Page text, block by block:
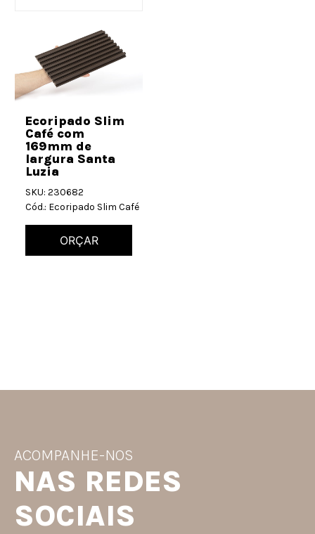
Ecoripado Slim
Café com
169mm de
largura Santa
Luzia
SKU: 230682
Cód.: Ecoripado Slim Café
ORÇAR
ACOMPANHE-NOS
NAS REDES
SOCIAIS